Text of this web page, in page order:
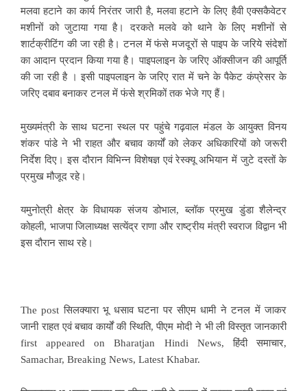
मलवा हटाने का कार्य निरंतर जारी है, मलवा हटाने के लिए हैवी एक्सकैवेटर
मशीनों को जुटाया गया है। दरकते मलवे को थाने के लिए मशीनों से
शार्टक्रीटिंग की जा रही है। टनल में फंसे मजदूरों से पाइप के जरिये संदेशों
का आदान प्रदान किया गया है। पाइपलाइन के जरिए ऑक्सीजन की आपूर्ति
की जा रही है । इसी पाइपलाइन के जरिए रात में चने के पैकेट कंप्रेसर के
जरिए दबाव बनाकर टनल में फंसे श्रमिकों तक भेजे गए हैं।
मुख्यमंत्री के साथ घटना स्थल पर पहुंचे गढ़वाल मंडल के आयुक्त विनय
शंकर पांडे ने भी राहत और बचाव कार्यों को लेकर अधिकारियों को जरूरी
निर्देश दिए। इस दौरान विभिन्न विशेषज्ञ एवं रेस्क्यू अभियान में जुटे दस्तों के
प्रमुख मौजूद रहे।
यमुनोत्री क्षेत्र के विधायक संजय डोभाल, ब्लॉक प्रमुख डुंडा शैलेन्द्र
कोहली, भाजपा जिलाध्यक्ष सत्येंद्र राणा और राष्ट्रीय मंत्री स्वराज विद्वान भी
इस दौरान साथ रहे।
The postसिलक्यारा भू धसाव घटना पर सीएम धामी ने टनल में जाकर
जानी राहत एवं बचाव कार्यों की स्थिति, पीएम मोदी ने भी ली विस्तृत जानकारी
first appeared onBharatjan Hindi News, हिंदी समाचार,
Samachar, Breaking News, Latest Khabar.